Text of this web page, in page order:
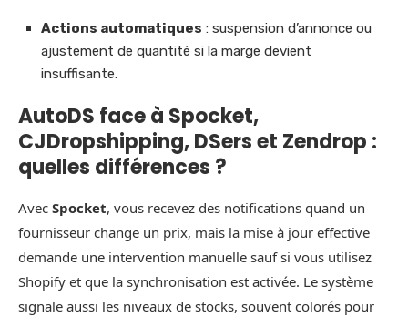
Actions automatiques : suspension d’annonce ou
ajustement de quantité si la marge devient
insuffisante.
AutoDS face à Spocket,
CJDropshipping, DSers et Zendrop :
quelles différences ?
Avec Spocket, vous recevez des notifications quand un
fournisseur change un prix, mais la mise à jour effective
demande une intervention manuelle sauf si vous utilisez
Shopify et que la synchronisation est activée. Le système
signale aussi les niveaux de stocks, souvent colorés pour